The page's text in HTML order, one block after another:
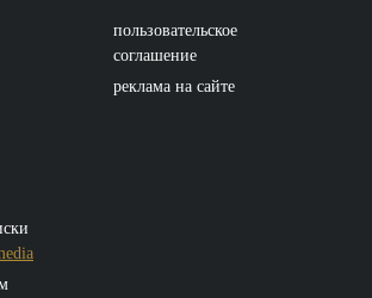
пользовательское
соглашение
реклама на сайте